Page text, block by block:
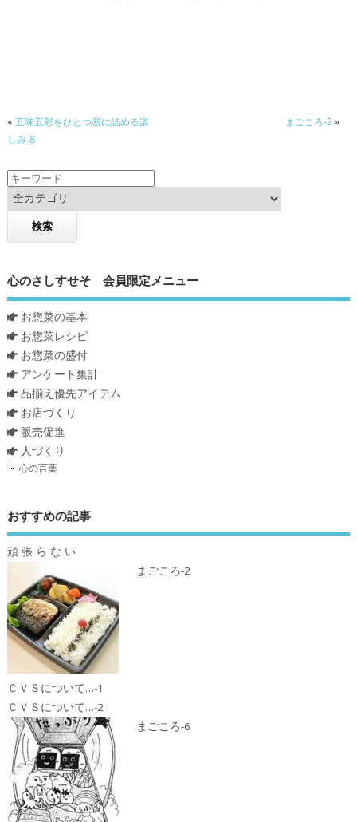
« 五味五彩をひとつ器に詰める楽
しみ-8
まごころ-2»
心のさしすせそ 会員限定メニュー
お惣菜の基本
お惣菜レシピ
お惣菜の盛付
アンケート集計
品揃え優先アイテム
お店づくり
販売促進
人づくり
心の言葉
おすすめの記事
頑 張 ら な い
まごころ-2
ＣＶＳについて…-1
ＣＶＳについて…-2
まごころ-6